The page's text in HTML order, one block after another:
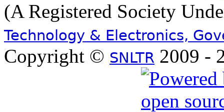
(A Registered Society
Technology & Electronics,
Copyright © SNLTR 2009 -